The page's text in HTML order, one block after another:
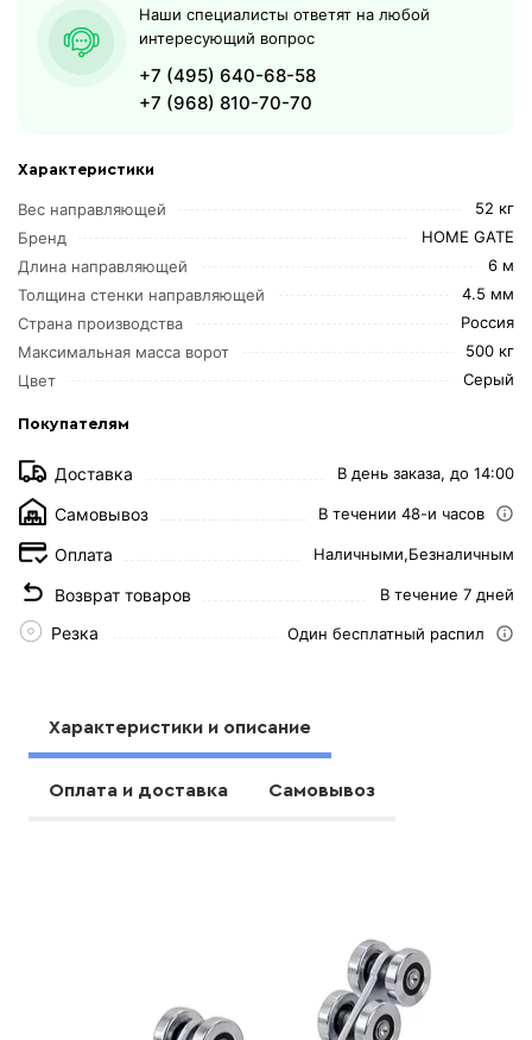
Характеристики
Вес направляющей
52 кг
Бренд
HOME GATE
Длина направляющей
6 м
Толщина стенки направляющей
4.5 мм
Страна производства
Россия
Максимальная масса ворот
500 кг
Цвет
Серый
Покупателям
Доставка В день заказа, до 14:00
Самовывоз В течении 48-и часов
Оплата Наличными,Безналичным
Возврат товаров В течение 7 дней
Резка Один бесплатный распил
Наши специалисты ответят на любой
интересующий вопрос
+7 (495) 640-68-58
+7 (968) 810-70-70
Характеристики и описание
Оплата и доставка Самовывоз